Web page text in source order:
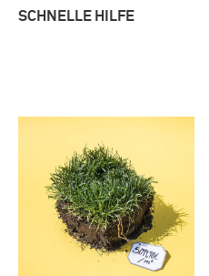
SCHNELLE HILFE